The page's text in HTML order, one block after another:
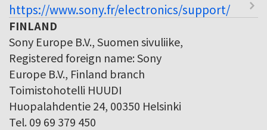
https://www.sony.fr/electronics/support/
FINLAND
Sony Europe B.V., Suomen sivuliike,
Registered foreign name: Sony
Europe B.V., Finland branch
Toimistohotelli HUUDI
Huopalahdentie 24, 00350 Helsinki
Tel. 09 69 379 450